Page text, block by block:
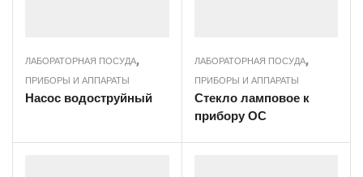
ЛАБОРАТОРНАЯ ПОСУДА,
ПРИБОРЫ И АППАРАТЫ
Насос водоструйный
ЛАБОРАТОРНАЯ ПОСУДА,
ПРИБОРЫ И АППАРАТЫ
Стекло ламповое к
прибору ОС